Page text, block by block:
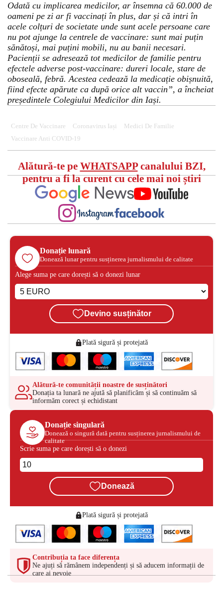
Odată cu implicarea medicilor, ar însemna că 60.000 de
oameni pe zi ar fi vaccinați în plus, dar și că intri în
acele colțuri de societate unde sunt acele persoane care
nu pot ajunge la centrele de vaccinare: sunt mai puțin
sănătoși, mai puțini mobili, nu au banii necesari.
Pacienții se adresează tot medicilor de familie pentru
efectele adverse post-vaccinare: dureri locale, stare de
oboseală, febră. Acestea cedează la medicație obișnuită,
fiind efecte apărute ca după orice alt vaccin”, a încheiat
președintele Colegiului Medicilor din Iași.
Centre De Vaccinare Coronavirus Iași
Medici De Familie
Vaccinare Anti COVID-19
Alătură-te pe WHATSAPPcanalului BZI,
pentru a fi la curent cu cele mai noi știri
Donație lunară
Donează lunar pentru susținerea jurnalismului de calitate
Alege suma pe care dorești să o donezi lunar
Devino susținător
Plată sigură și protejată
Alătură-te comunității noastre de susținători
Donația ta lunară ne ajută să planificăm și să continuăm să
informăm corect și echidistant
Donație singulară
Donează o singură dată pentru susținerea jurnalismului de
calitate
Scrie suma pe care dorești să o donezi
Donează
Plată sigură și protejată
Contribuția ta face diferența
Ne ajuți să rămânem independenți și să aducem informații de
care ai nevoie